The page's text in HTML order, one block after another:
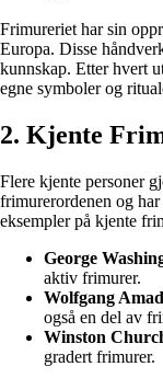
Frimureriet har sin
Europa. Disse
kunnskap. Etter hvert
egne symboler og
2. Kjente
Flere kjente personer
frimurerordenen og
eksempler på kjente
George
aktiv frimurer.
Wolfgang
også en del av
Winston
gradert frimurer.